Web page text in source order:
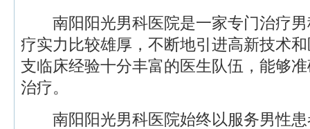
南阳阳光男科医院是一家专门治疗男
疗实力比较雄厚，不断地引进高新技术
支临床经验十分丰富的医生队伍，能够
治疗。
南阳阳光男科医院始终以服务男性患